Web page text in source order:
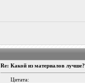
Re: Какой из материалов лучше?
Цитата: